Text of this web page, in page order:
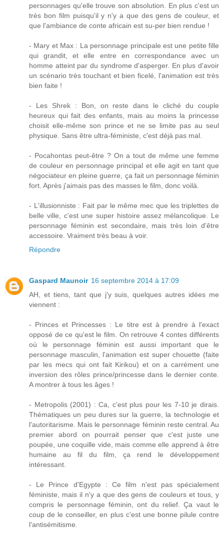
personnages qu'elle trouve son absolution. En plus c'est un
très bon film puisqu'il y n'y a que des gens de couleur, et
que l'ambiance de conte africain est su-per bien rendue !
- Mary et Max : La personnage principale est une petite fille
qui grandit, et elle entre en correspondance avec un
homme atteint par du syndrome d'asperger. En plus d'avoir
un scénario très touchant et bien ficelé, l'animation est très
bien faite !
- Les Shrek : Bon, on reste dans le cliché du couple
heureux qui fait des enfants, mais au moins la princesse
choisit elle-même son prince et ne se limite pas au seul
physique. Sans être ultra-féministe, c'est déjà pas mal.
- Pocahontas peut-être ? On a tout de même une femme
de couleur en personnage principal et elle agit en tant que
négociateur en pleine guerre, ça fait un personnage féminin
fort. Après j'aimais pas des masses le film, donc voilà.
- L'illusionniste : Fait par le même mec que les triplettes de
belle ville, c'est une super histoire assez mélancolique. Le
personnage féminin est secondaire, mais très loin d'être
accessoire. Vraiment très beau à voir.
Répondre
Gaspard Maunoir 16 septembre 2014 à 17:09
AH, et tiens, tant que j'y suis, quelques autres idées me
viennent :
- Princes et Princesses : Le titre est à prendre à l'exact
opposé de ce qu'est le film. On retrouve 4 contes différents
où le personnage féminin est aussi important que le
personnage masculin, l'animation est super chouette (faite
par les mecs qui ont fait Kirikou) et on a carrément une
inversion des rôles prince/princesse dans le dernier conte.
A montrer à tous les âges !
- Metropolis (2001) : Ca, c'est plus pour les 7-10 je dirais.
Thématiques un peu dures sur la guerre, la technologie et
l'autoritarisme. Mais le personnage féminin reste central. Au
premier abord on pourrait penser que c'est juste une
poupée, une coquille vide, mais comme elle apprend à être
humaine au fil du film, ça rend le développement
intéressant.
- Le Prince d'Egypte : Ce film n'est pas spécialement
féministe, mais il n'y a que des gens de couleurs et tous, y
compris le personnage féminin, ont du relief. Ça vaut le
coup de le conseiller, en plus c'est une bonne pilule contre
l'antisémitisme.